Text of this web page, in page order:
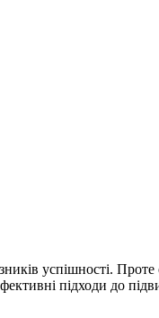
успішності. Проте
підходи до